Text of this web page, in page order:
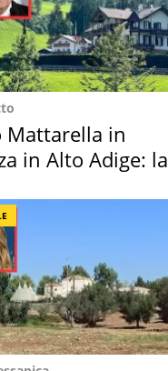
Mattarella in
in Alto Adige: la